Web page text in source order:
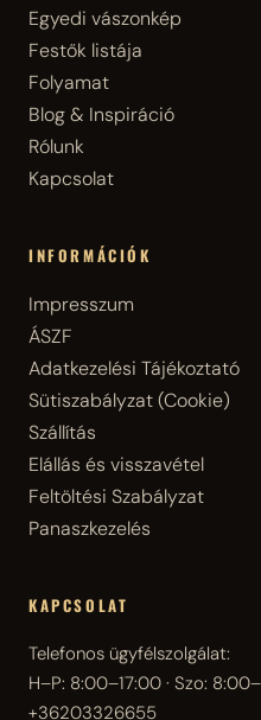
Egyedi vászonkép
Festők listája
Folyamat
Blog & Inspiráció
Rólunk
Kapcsolat
INFORMÁCIÓK
Impresszum
ÁSZF
Adatkezelési Tájékoztató
Sütiszabályzat (Cookie)
Szállítás
Elállás és visszavétel
Feltöltési Szabályzat
Panaszkezelés
KAPCSOLAT
Telefonos ügyfélszolgálat:
H–P: 8:00–17:00 · Szo:
+36203326655